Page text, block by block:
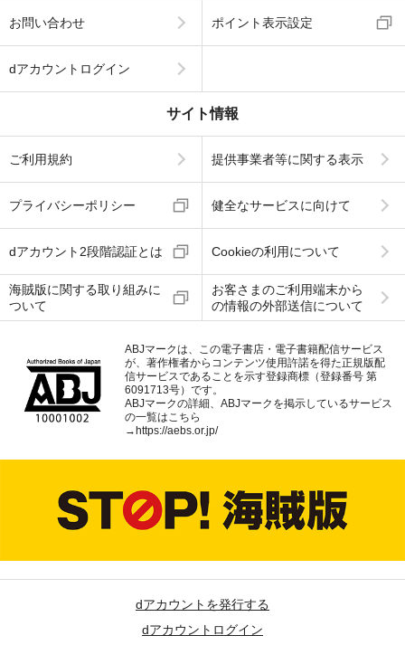
お問い合わせ ポイント表示設定
dアカウントログイン
サイト情報
ご利用規約 提供事業者等に関する表示
プライバシーポリシー 健全なサービスに向けて
dアカウント2段階認証とは Cookieの利用について
海賊版に関する取り組みに
ついて
お客さまのご利用端末から
の情報の外部送信について
ABJマークは、この電子書店・電子書籍配信サービス
が、著作権者からコンテンツ使用許諾を得た正規版配
信サービスであることを示す登録商標（登録番号 第
6091713号）です。
ABJマークの詳細、ABJマークを掲示しているサービス
の一覧はこちら
→ https://aebs.or.jp/
dアカウントを発行する
dアカウントログイン